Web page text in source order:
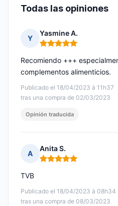
Todas las opiniones
Y
Yasmine A.
Nota: 5 de 5
Publicado el 18/04/2023 à 11h37
tras una compra de 02/03/2023
Recomiendo +++
complementos alimenticios.
Opinión traducida
A
Anita S.
Nota: 5 de 5
Publicado el 18/04/2023 à 08h34
tras una compra de 08/03/2023
TVB